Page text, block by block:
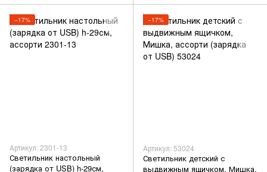
−17%
Артикул: 2301-13
Светильник настольный
(зарядка от USB) h-29см,
−17%
Артикул: 53024
Светильник детский с
выдвижным ящичком, Мишка,